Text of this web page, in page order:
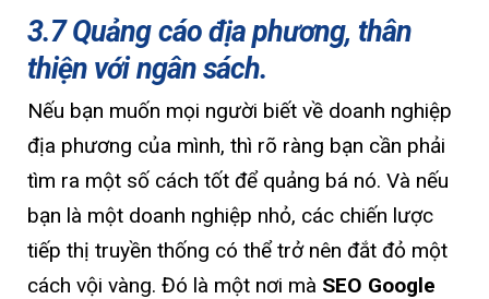
3.7 Quảng cáo địa phương, thân
thiện với ngân sách.
Nếu bạn muốn mọi người biết về doanh nghiệp
địa phương của mình, thì rõ ràng bạn cần phải
tìm ra một số cách tốt để quảng bá nó. Và nếu
bạn là một doanh nghiệp nhỏ, các chiến lược
tiếp thị truyền thống có thể trở nên đắt đỏ một
cách vội vàng. Đó là một nơi mà SEO Google